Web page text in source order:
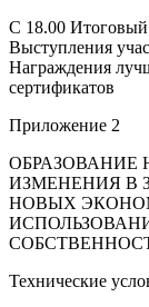
С 18.00 Итоговый
Выступления
Награждения
сертификатов
Приложение 2
ОБРАЗОВАНИЕ
ИЗМЕНЕНИЯ В
НОВЫХ
Технические